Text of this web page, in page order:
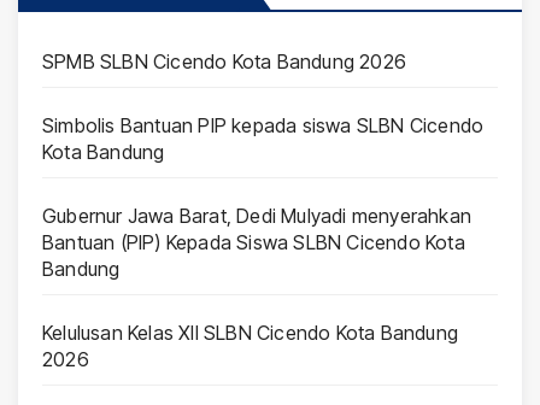
SPMB SLBN Cicendo Kota Bandung 2026
Simbolis Bantuan PIP kepada siswa SLBN Cicendo
Kota Bandung
Gubernur Jawa Barat, Dedi Mulyadi menyerahkan
Bantuan (PIP) Kepada Siswa SLBN Cicendo Kota
Bandung
Kelulusan Kelas XII SLBN Cicendo Kota Bandung
2026